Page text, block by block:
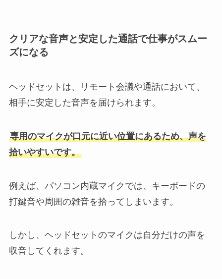
クリアな音声と安定した通話で仕事がスムー
ズになる
ヘッドセットは、リモート会議や通話において、
相手に安定した音声を届けられます。
専用のマイクが口元に近い位置にあるため、声を
拾いやすいです。
例えば、パソコン内蔵マイクでは、キーボードの
打鍵音や周囲の雑音を拾ってしまいます。
しかし、ヘッドセットのマイクは自分だけの声を
収音してくれます。